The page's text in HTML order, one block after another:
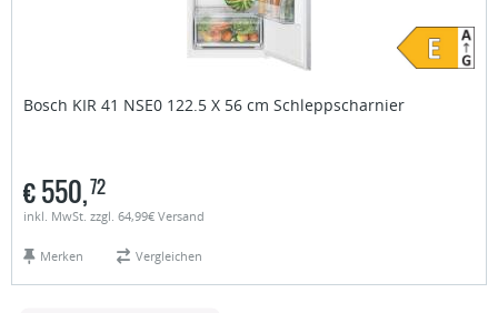
Bosch KIR 41 NSE0 122.5 X 56 cm Schleppscharnier
€550,72
inkl. MwSt. zzgl. 64,99€ Versand
Merken Vergleichen